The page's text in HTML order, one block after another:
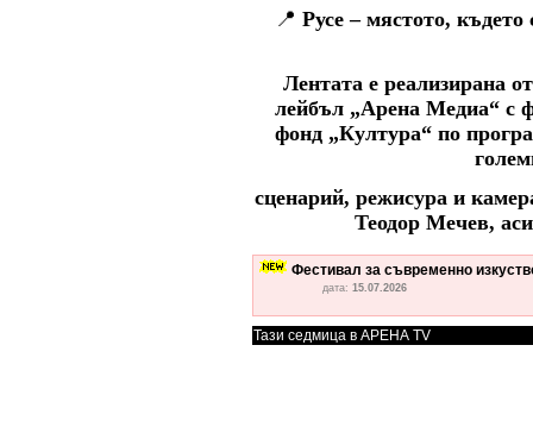
📍 Русе – мястото,
Лентата е реализирана
лейбъл „Арена Медиа“ с
фонд „Култура“ по
сценарий, режисура и
Теодор Мечев,
Фестивал за съвременно
дата: 15.07.2026
Тази седмица в АРЕНА TV